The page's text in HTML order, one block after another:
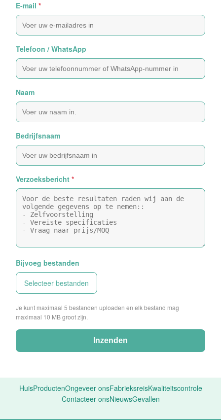
E-mail *
Telefoon / WhatsApp
Naam
Bedrijfsnaam
Verzoeksbericht *
Bijvoeg bestanden
Selecteer bestanden
Je kunt maximaal 5 bestanden uploaden en elk bestand mag
maximaal 10 MB groot zijn.
Inzenden
HuisProductenOngeveer onsFabrieksreisKwaliteitscontrole
Contacteer onsNieuwsGevallen